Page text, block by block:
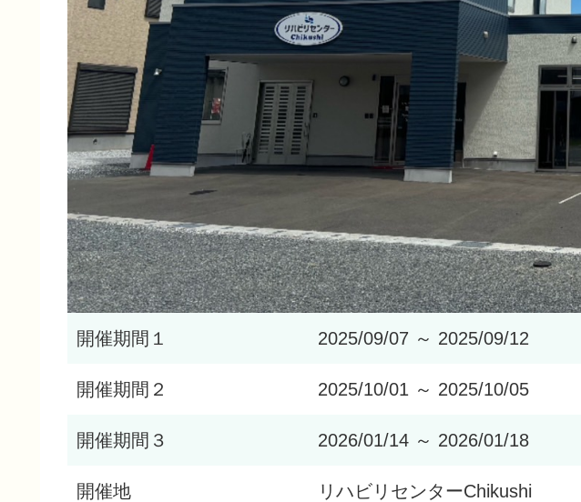
開催期間１ 2025/09/07 ～ 2025/09/12
開催期間２ 2025/10/01 ～ 2025/10/05
開催期間３ 2026/01/14 ～ 2026/01/18
開催地 リハビリセンターChikushi